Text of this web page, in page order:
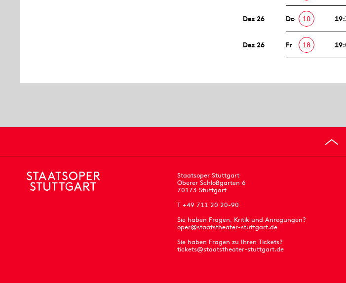
Dez 26 Do 10
Dez 26 Fr 18
Staatsoper Stuttgart
Oberer Schloßgarten 6
70173 Stuttgart
T +49 711 20 20-90
Sie haben Fragen, Kritik und Anregungen?
oper@staatstheater-stuttgart.de
Sie haben Fragen zu Ihren Tickets?
tickets@staatstheater-stuttgart.de